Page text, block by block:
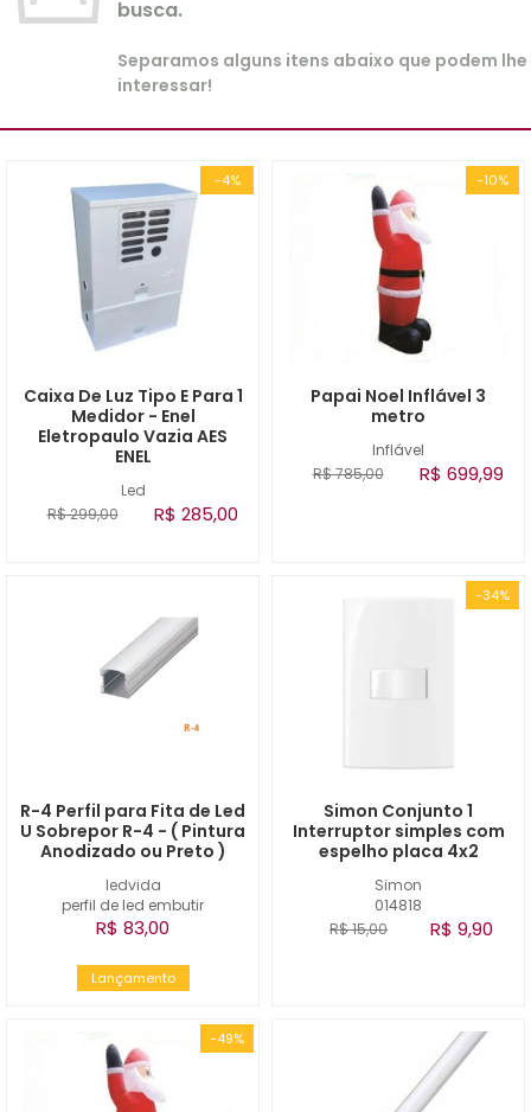
busca.
Separamos alguns itens abaixo que podem lhe
interessar!
-4%
Led
Caixa De Luz Tipo E Para 1
Medidor - Enel
Eletropaulo Vazia AES
ENEL
R$ 299,00 R$ 285,00
-10%
Inflável
Papai Noel Inflável 3
metro
R$ 785,00 R$ 699,99
ledvida
perfil de led embutir
R-4 Perfil para Fita de Led
U Sobrepor R-4 - ( Pintura
Anodizado ou Preto )
R$ 83,00
Lançamento
-34%
Simon
014818
Simon Conjunto 1
Interruptor simples com
espelho placa 4x2
R$ 15,00 R$ 9,90
-49%